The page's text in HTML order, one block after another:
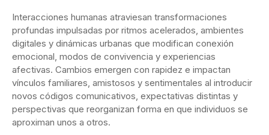
Interacciones humanas atraviesan transformaciones
profundas impulsadas por ritmos acelerados, ambientes
digitales y dinámicas urbanas que modifican conexión
emocional, modos de convivencia y experiencias
afectivas. Cambios emergen con rapidez e impactan
vínculos familiares, amistosos y sentimentales al introducir
novos códigos comunicativos, expectativas distintas y
perspectivas que reorganizan forma en que individuos se
aproximan unos a otros.